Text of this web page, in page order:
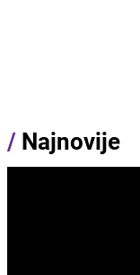
/ Najnovije